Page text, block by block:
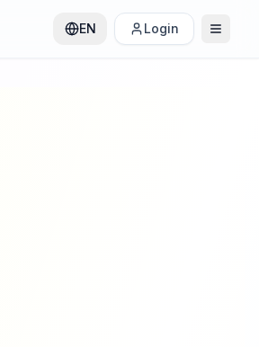
EN Login